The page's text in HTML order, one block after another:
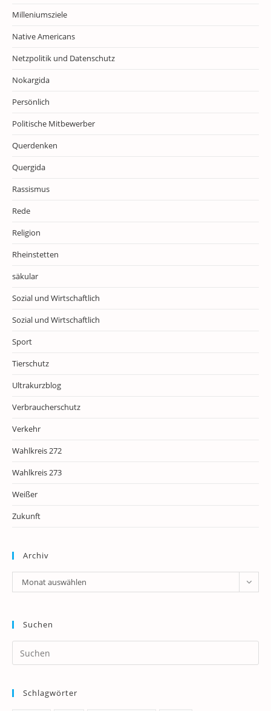
Milleniumsziele
Native Americans
Netzpolitik und Datenschutz
Nokargida
Persönlich
Politische Mitbewerber
Querdenken
Quergida
Rassismus
Rede
Religion
Rheinstetten
säkular
Sozial und Wirtschaftlich
Sozial und Wirtschaftlich
Sport
Tierschutz
Ultrakurzblog
Verbraucherschutz
Verkehr
Wahlkreis 272
Wahlkreis 273
Weißer
Zukunft
Archiv
Archiv
Monat auswählen
Suchen
Schlagwörter